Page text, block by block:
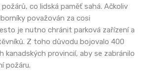
co lidská paměť sahá. Ačkoliv
považován za cosi
je nutno chránit parková zařízení a
Z toho důvodu bojovalo 400
kanadských provincií, aby se zabránilo
požáru.